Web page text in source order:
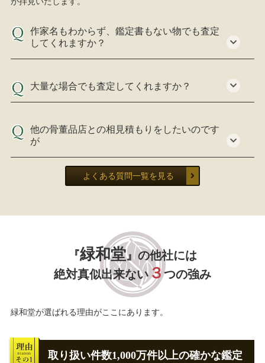
作家名もわからず、鑑定書もない物でも査定
してくれますか？
大量な場合でも査定してくれますか？
他の骨董品店との相見積もりをしたいのです
が
よくある質問一覧を見る
『緑和堂』の他社には
絶対真似出来ない ３つの強み
緑和堂が選ばれる理由がここにあります。
取り扱い件数1,000万件以上の確かな鑑定